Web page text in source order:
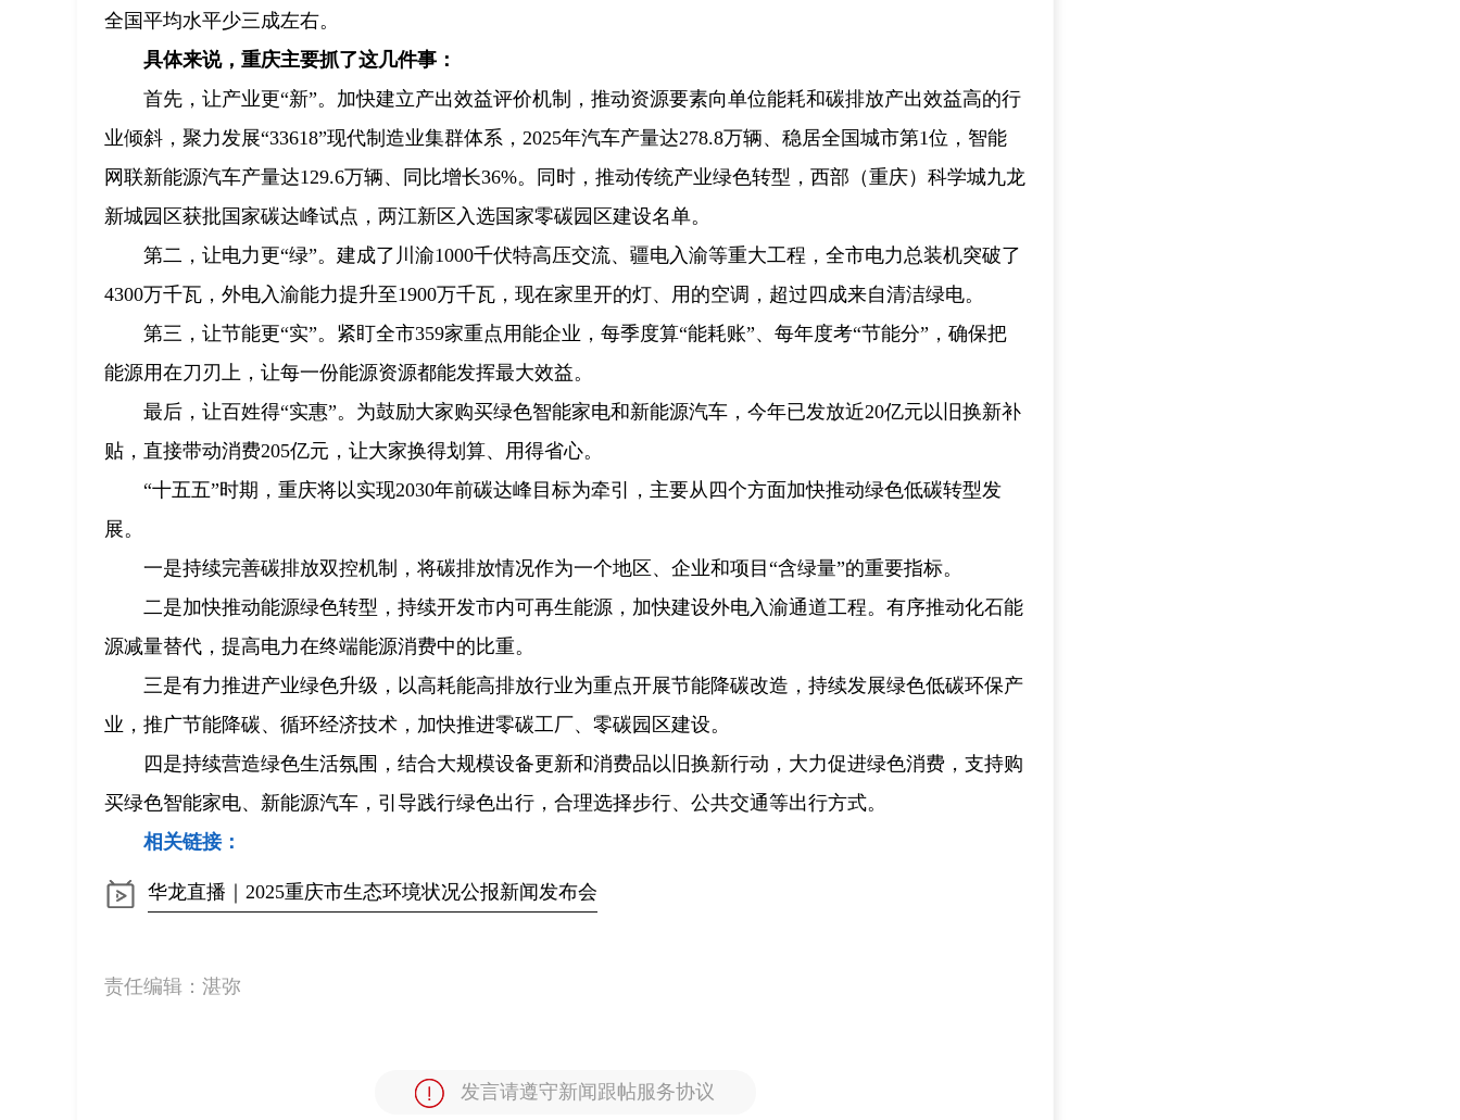
全国平均水平少三成左右。
具体来说，重庆主要抓了这几件事：
首先，让产业更“新”。加快建立产出效益评价机制，推动资源要素向单位能耗和碳排放产出效益高的行
业倾斜，聚力发展“33618”现代制造业集群体系，2025年汽车产量达278.8万辆、稳居全国城市第1位，智能
网联新能源汽车产量达129.6万辆、同比增长36%。同时，推动传统产业绿色转型，西部（重庆）科学城九龙
新城园区获批国家碳达峰试点，两江新区入选国家零碳园区建设名单。
第二，让电力更“绿”。建成了川渝1000千伏特高压交流、疆电入渝等重大工程，全市电力总装机突破了
4300万千瓦，外电入渝能力提升至1900万千瓦，现在家里开的灯、用的空调，超过四成来自清洁绿电。
第三，让节能更“实”。紧盯全市359家重点用能企业，每季度算“能耗账”、每年度考“节能分”，确保把
能源用在刀刃上，让每一份能源资源都能发挥最大效益。
最后，让百姓得“实惠”。为鼓励大家购买绿色智能家电和新能源汽车，今年已发放近20亿元以旧换新补
贴，直接带动消费205亿元，让大家换得划算、用得省心。
“十五五”时期，重庆将以实现2030年前碳达峰目标为牵引，主要从四个方面加快推动绿色低碳转型发
展。
一是持续完善碳排放双控机制，将碳排放情况作为一个地区、企业和项目“含绿量”的重要指标。
二是加快推动能源绿色转型，持续开发市内可再生能源，加快建设外电入渝通道工程。有序推动化石能
源减量替代，提高电力在终端能源消费中的比重。
三是有力推进产业绿色升级，以高耗能高排放行业为重点开展节能降碳改造，持续发展绿色低碳环保产
业，推广节能降碳、循环经济技术，加快推进零碳工厂、零碳园区建设。
四是持续营造绿色生活氛围，结合大规模设备更新和消费品以旧换新行动，大力促进绿色消费，支持购
买绿色智能家电、新能源汽车，引导践行绿色出行，合理选择步行、公共交通等出行方式。
相关链接：
华龙直播｜2025重庆市生态环境状况公报新闻发布会
责任编辑： 湛弥
发言请遵守新闻跟帖服务协议